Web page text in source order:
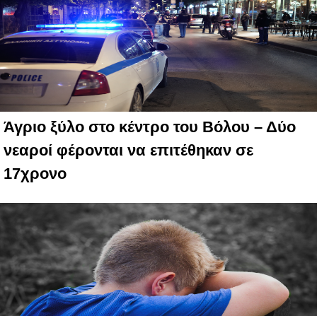
Άγριο ξύλο στο κέντρο του Βόλου – Δύο
νεαροί φέρονται να επιτέθηκαν σε
17χρονο